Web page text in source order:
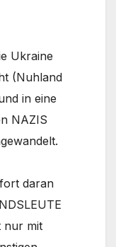
Ukraine
(Nuhland
in eine
NAZIS
daran
nur mit